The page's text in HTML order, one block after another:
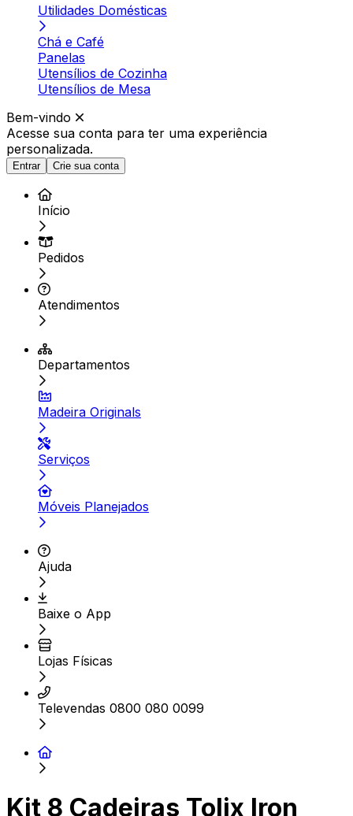
Utilidades Domésticas
Chá e Café
Panelas
Utensílios de Cozinha
Utensílios de Mesa
Bem-vindo
Acesse sua conta para ter uma experiência
personalizada.
Entrar Crie sua conta
Início
Pedidos
Atendimentos
Departamentos
Madeira Originals
Serviços
Móveis Planejados
Ajuda
Baixe o App
Lojas Físicas
Televendas 0800 080 0099
Kit 8 Cadeiras Tolix Iron